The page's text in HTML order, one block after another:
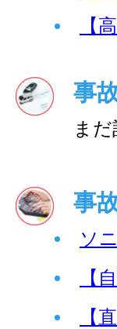
【
事
まだ
事
ソ
【
【